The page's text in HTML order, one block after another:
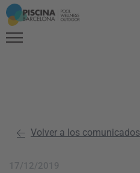
Volver a los
17/12/2019